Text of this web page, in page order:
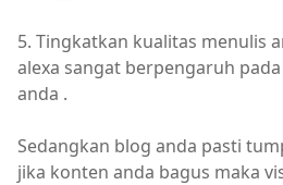
5. Tingkatkan kualitas menulis
alexa sangat berpengaruh
anda .
Sedangkan blog anda pasti
jika konten anda bagus maka